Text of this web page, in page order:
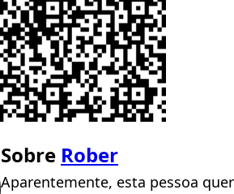
Sobre Rober
Aparentemente, esta pessoa quer